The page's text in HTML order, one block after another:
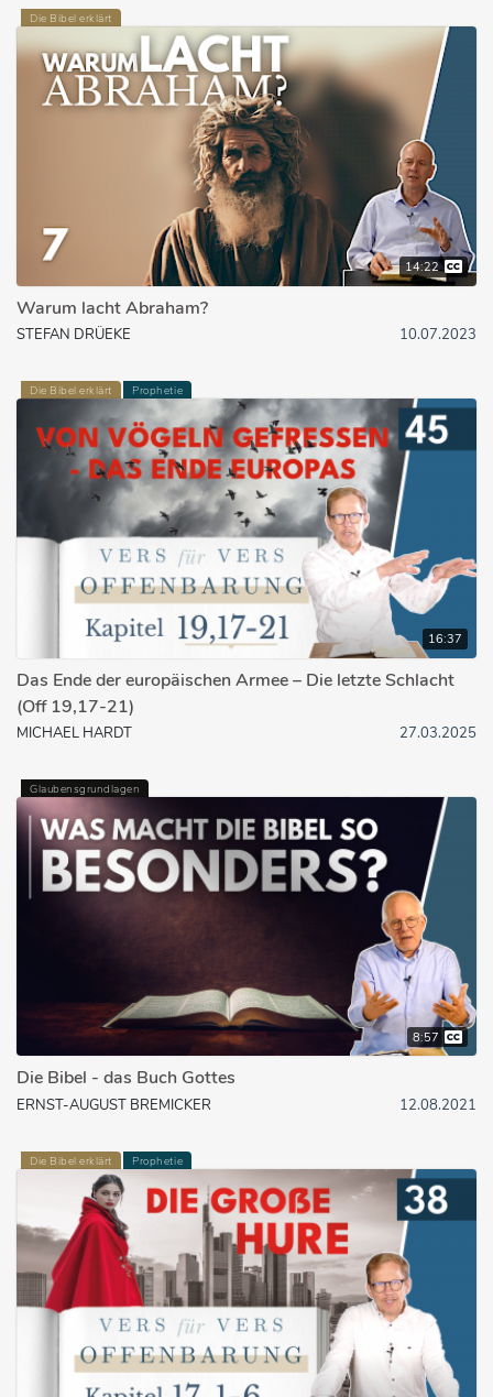
Die Bibel erklärt
14:22
Warum lacht Abraham?
STEFAN DRÜEKE 10.07.2023
Die Bibel erklärt Prophetie
16:37
Das Ende der europäischen Armee – Die letzte Schlacht
(Off 19,17-21)
MICHAEL HARDT 27.03.2025
Glaubensgrundlagen
8:57
Die Bibel - das Buch Gottes
ERNST-AUGUST BREMICKER 12.08.2021
Die Bibel erklärt Prophetie